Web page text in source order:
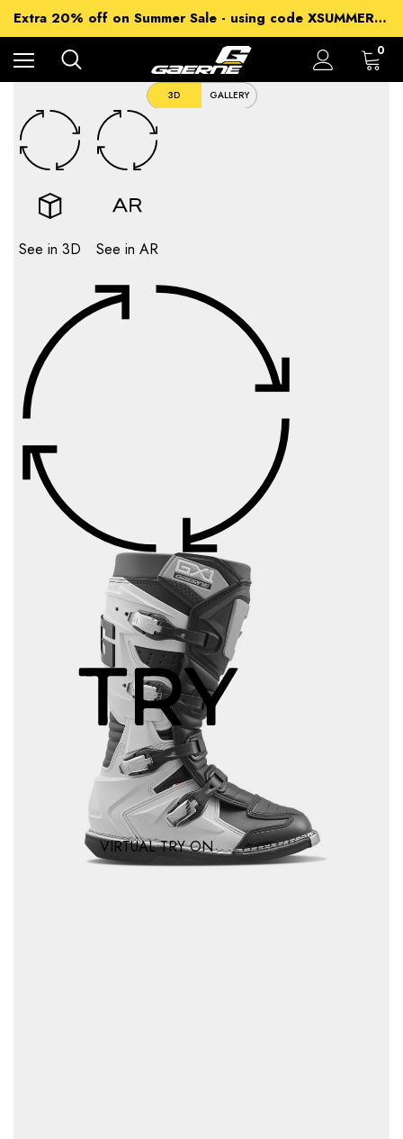
Extra 20% off on Summer Sale - using code XSUMMER2026
Free Shipping on all orders over 99€
15% off Sitewide - using code XSUMMER2026
0
3D GALLERY
See in 3D See in AR
VIRTUAL TRY ON